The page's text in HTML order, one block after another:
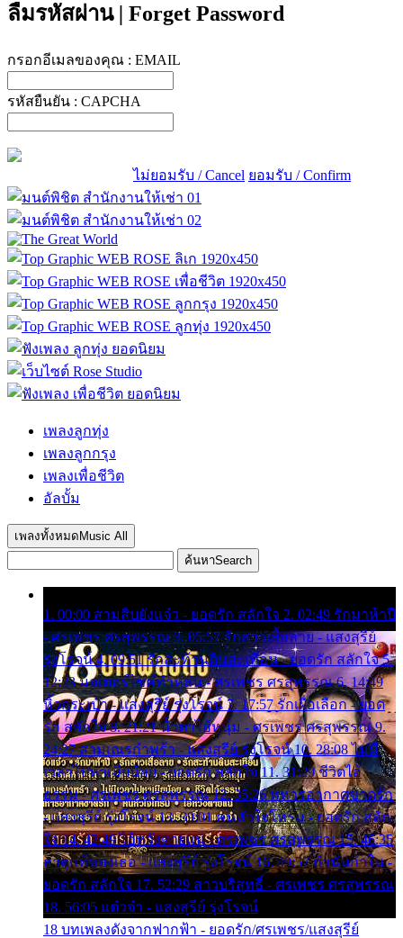
ลืมรหัสผ่าน | Forget Password
กรอกอีเมลของคุณ : EMAIL
รหัสยืนยัน : CAPCHA
ไม่ยอมรับ / Cancel ยอมรับ / Confirm
เพลงลูกทุ่ง
เพลงลูกกรุง
เพลงเพื่อชีวิต
อัลบั้ม
เพลงทั้งหมด Music All
ค้นหาSearch
1. 00:00 สามสิบยังแจ๋ว - ยอดรัก สลักใจ 2. 02:49 รักมาห้าปี
- ศรเพชร ศรสุพรรณ 3. 05:57 รักสาวเสื้อลาย - แสงสุรีย์
รุ่งโรจน์ 4. 09:51 รักสะท้านดินสะเทือน - ยอดรัก สลักใจ 5.
12:23 มอเตอร์ไซค์ทำหล่น - ศรเพชร ศรสุพรรณ 6. 14:49
หิ้วกระเป๋า - แสงสุรีย์ รุ่งโรจน์ 7. 17:57 รักเผื่อเลือก - ยอด
รัก สลักใจ 8. 21:21 น้ำตาไอ้หนุ่ม - ศรเพชร ศรสุพรรณ 9.
24:27 สามเณรกำพร้า - แสงสุรีย์ รุ่งโรจน์ 10. 28:08 ไม่มี
เวลาไปหาเมียน้อย - ยอดรัก สลักใจ 11. 31:29 ชีวิตไอ้
ธรรม - ศรเพชร ศรสุพรรณ 12. 35:26 ทหารอากาศขาดรัก
- แสงสุรีย์ รุ่งโรจน์ 13. 39:01 คนหัวใจโทรม - ยอดรัก สลัก
ใจ 14. 42:49 ไอ้หวังตายแน่ - ศรเพชร ศรสุพรรณ 15. 46:35
ธาตุแท้ของเธอ - แสงสุรีย์ รุ่งโรจน์ 16. 49:57 กำนันกำใน -
ยอดรัก สลักใจ 17. 52:29 สาวบริสุทธิ์ - ศรเพชร ศรสุพรรณ
18. 56:05 แต๋วจ๋า - แสงสุรีย์ รุ่งโรจน์
18 บทเพลงดังจากฟากฟ้า - ยอดรัก/ศรเพชร/แสงสุรีย์